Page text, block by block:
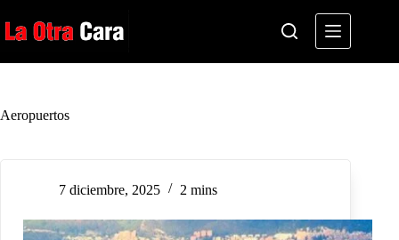
al
contenido
Aeropuertos
7 diciembre, 2025 2 mins